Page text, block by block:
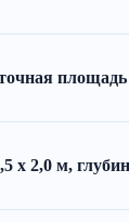
площадь
x 2,0 м,